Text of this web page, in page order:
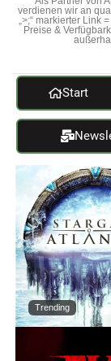
verdienen wir an
„>;“ markierter Link
Preise &
Start
Trending